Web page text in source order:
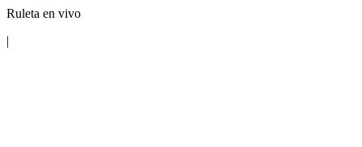
Ruleta en vivo
|